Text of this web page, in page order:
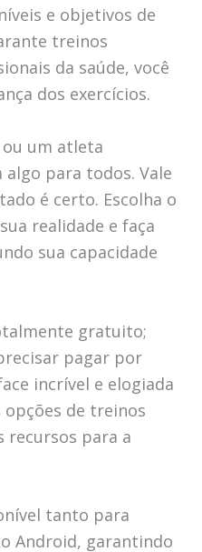
e objetivos de
treinos
da saúde, você
dos exercícios.
ou um atleta
para todos. Vale
é certo. Escolha o
realidade e faça
sua capacidade
gratuito;
pagar por
incrível e elogiada
de treinos
recursos para a
tanto para
Android, garantindo